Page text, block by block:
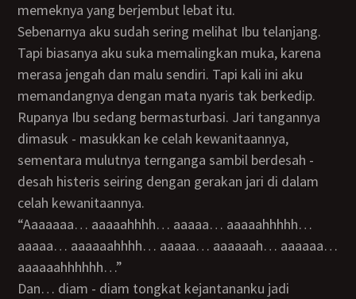
memeknya yang berjembut lebat itu.
Sebenarnya aku sudah sering melihat Ibu telanjang.
Tapi biasanya aku suka memalingkan muka, karena
merasa jengah dan malu sendiri. Tapi kali ini aku
memandangnya dengan mata nyaris tak berkedip.
Rupanya Ibu sedang bermasturbasi. Jari tangannya
dimasuk - masukkan ke celah kewanitaannya,
sementara mulutnya ternganga sambil berdesah -
desah histeris seiring dengan gerakan jari di dalam
celah kewanitaannya.
“Aaaaaaa… aaaaahhhh… aaaaa… aaaaahhhhh…
aaaaa… aaaaaahhhh… aaaaa… aaaaaah… aaaaaa…
aaaaaahhhhhh…”
Dan… diam - diam tongkat kejantananku jadi